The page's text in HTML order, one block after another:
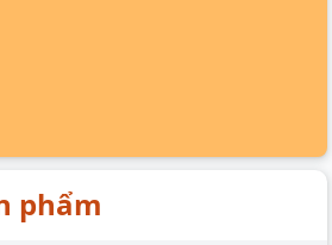
phẩm